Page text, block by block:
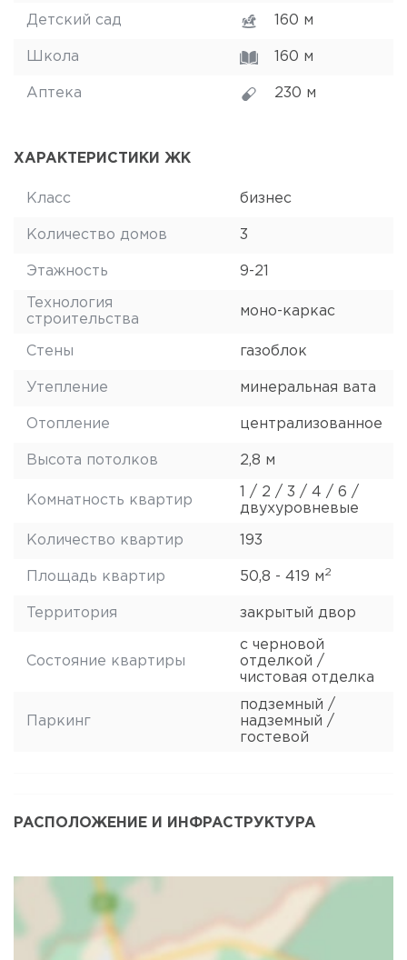
Детский сад 160 м
Школа 160 м
Аптека 230 м
ХАРАКТЕРИСТИКИ ЖК
Класс бизнес
Количество домов 3
Этажность 9-21
Технология
строительства
моно-каркас
Стены газоблок
Утепление минеральная вата
Отопление централизованное
Высота потолков 2,8 м
Комнатность квартир
1 / 2 / 3 / 4 / 6 /
двухуровневые
Количество квартир 193
Площадь квартир 50,8 - 419 м2
Территория закрытый двор
Состояние квартиры
с черновой
отделкой /
чистовая отделка
Паркинг
подземный /
надземный /
гостевой
РАСПОЛОЖЕНИЕ И ИНФРАСТРУКТУРА